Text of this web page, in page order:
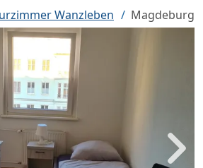
Wanzleben Magdeburg